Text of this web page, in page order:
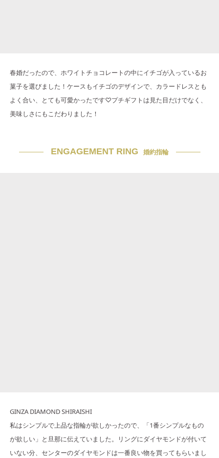
春婚だったので、ホワイトチョコレートの中にイチゴが入っているお
菓子を選びました！ケースもイチゴのデザインで、カラードレスとも
よく合い、とても可愛かったです♡プチギフトは見た目だけでなく、
美味しさにもこだわりました！
ENGAGEMENT RING 婚約指輪
GINZA DIAMOND SHIRAISHI
私はシンプルで上品な指輪が欲しかったので、「1番シンプルなもの
が欲しい」と旦那に伝えていました。リングにダイヤモンドが付いて
いない分、センターのダイヤモンドは一番良い物を買ってもらいまし